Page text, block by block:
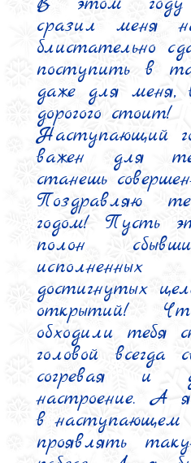
сразил меня
блистательно
поступить в
даже для меня,
дорогого стоит!
Наступающий
важен для
станешь
Поздравляю
годом! Пусть
полон
достигнутых
открытий!
обходили тебя
головой всегда
согревая и
настроение. А
в наступающем
проявлять